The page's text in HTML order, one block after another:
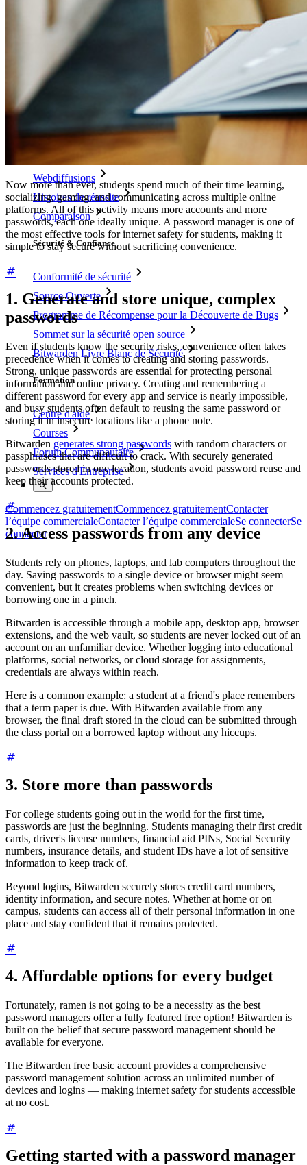
Testeur de Force du Mot de Passe
Générateur de Phrase Secrète
Générateur de nom d'utilisateur
Explorez tous les outils et fonctionnalités
Ressources
Bibliothèque de Ressources
Centre de ressources
Blog
Webdiffusions
Histoires de réussite
Comparaison
Sécurité & Confiance
Conformité de sécurité
Source Ouverte
Programme de Récompense pour la Découverte de Bugs
Sommet sur la sécurité open source
Bitwarden Livre Blanc de Sécurité
Formation
Centre d'aide
Courses
Forum Communautaire
Services d'Entreprise
Commencez gratuitementCommencez gratuitementContacter
l’équipe commercialeContacter l’équipe commercialeSe connecterSe
connecter
Now more than ever, students spend much of their time learning,
socializing, gaming, and communicating across multiple online
platforms. All of this activity means more accounts and more
passwords, each one ideally unique. A password manager is one of
the most effective tools for internet safety for students, making it
simple to stay secure without sacrificing convenience.
1. Generate and store unique, complex
passwords
Even if students know the security risks, convenience often takes
precedence when it comes to creating and storing passwords.
Strong, unique passwords are essential for protecting personal
information and online privacy. Creating and remembering a
different password for every app and service is nearly impossible,
and busy students often default to reusing the same password or
storing it in insecure locations like a phone note.
Bitwarden generates strong passwords with random characters or
passphrases that are difficult to crack. With securely generated
passwords stored in one location, students avoid password reuse and
keep their accounts protected.
2. Access passwords from any device
Students rely on phones, laptops, and lab computers throughout the
day. Saving passwords to a single device or browser might seem
convenient, but it creates problems when switching devices or
borrowing one in a pinch.
Bitwarden is accessible through a mobile app, desktop app, browser
extensions, and the web vault, so students are never locked out of an
account on an unfamiliar device. Whether logging into educational
platforms, social networks, or cloud storage for assignments,
credentials are always within reach.
Here is a common example: a student at a friend's place remembers
that a term paper is due. With Bitwarden available from any
browser, the final draft stored in the cloud can be submitted through
the class portal on a borrowed laptop without any hiccups.
3. Store more than passwords
For college students going out in the world for the first time,
passwords are just the beginning. Students managing their first credit
cards, driver's license numbers, financial aid PINs, Social Security
numbers, insurance details, and student IDs have a lot of sensitive
information to keep track of.
Beyond logins, Bitwarden securely stores credit card numbers,
identity information, and secure notes. Whether at home or on
campus, students can access all of their personal information in one
place and stay confident that it remains protected.
4. Affordable options for every budget
Fortunately, ramen is not going to be a necessity as the best
password managers offer a fully featured free option! Bitwarden is
built on the belief that secure password management should be
available for everyone.
The Bitwarden free basic account provides a comprehensive
password management solution across an unlimited number of
devices and logins — making internet safety for students accessible
at no cost.
Getting started with a password manager